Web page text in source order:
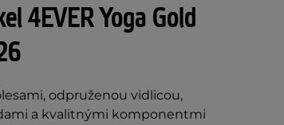
4EVER Yoga Gold
odpruženou vidlicou,
a kvalitnými komponentmi